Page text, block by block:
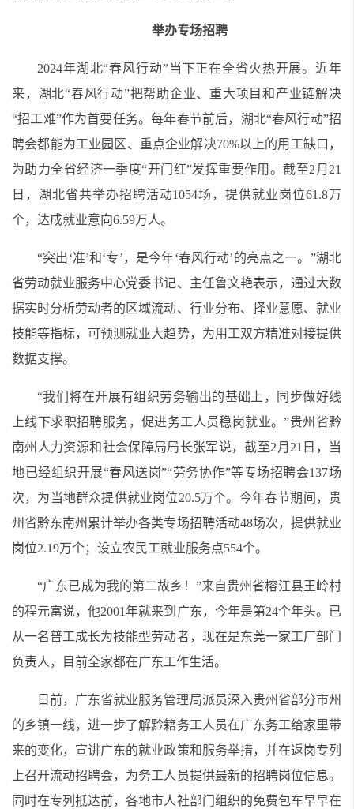
举办专场招聘
2024年湖北“春风行动”当下正在全省火热开展。近年
来，湖北“春风行动”把帮助企业、重大项目和产业链解决
“招工难”作为首要任务。每年春节前后，湖北“春风行动”招
聘会都能为工业园区、重点企业解决70%以上的用工缺口，
为助力全省经济一季度“开门红”发挥重要作用。截至2月21
日，湖北省共举办招聘活动1054场，提供就业岗位61.8万
个，达成就业意向6.59万人。
“突出‘准’和‘专’，是今年‘春风行动’的亮点之一。”湖北
省劳动就业服务中心党委书记、主任鲁文艳表示，通过大数
据实时分析劳动者的区域流动、行业分布、择业意愿、就业
技能等指标，可预测就业大趋势，为用工双方精准对接提供
数据支撑。
“我们将在开展有组织劳务输出的基础上，同步做好线
上线下求职招聘服务，促进务工人员稳岗就业。”贵州省黔
南州人力资源和社会保障局局长张军说，截至2月21日，当
地已经组织开展“春风送岗”“劳务协作”等专场招聘会137场
次，为当地群众提供就业岗位20.5万个。今年春节期间，贵
州省黔东南州累计举办各类专场招聘活动48场次，提供就业
岗位2.19万个；设立农民工就业服务点554个。
“广东已成为我的第二故乡！”来自贵州省榕江县王岭村
的程元富说，他2001年就来到广东，今年是第24个年头。已
从一名普工成长为技能型劳动者，现在是东莞一家工厂部门
负责人，目前全家都在广东工作生活。
日前，广东省就业服务管理局派员深入贵州省部分市州
的乡镇一线，进一步了解黔籍务工人员在广东务工给家里带
来的变化，宣讲广东的就业政策和服务举措，并在返岗专列
上召开流动招聘会，为务工人员提供最新的招聘岗位信息。
同时在专列抵达前，各地市人社部门组织的免费包车早早在